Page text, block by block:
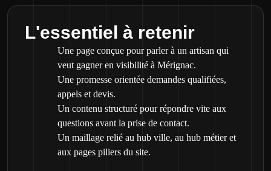
L'essentiel à retenir
Une page conçue pour parler à un artisan qui
veut gagner en visibilité à Mérignac.
Une promesse orientée demandes qualifiées,
appels et devis.
Un contenu structuré pour répondre vite aux
questions avant la prise de contact.
Un maillage relié au hub ville, au hub métier et
aux pages piliers du site.